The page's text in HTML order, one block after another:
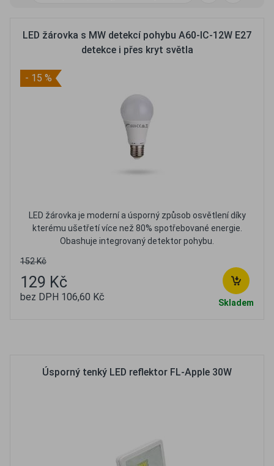
LED žárovka s MW detekcí pohybu A60-IC-12W E27
detekce i přes kryt světla
- 15 %
LED žárovka je moderní a úsporný způsob osvětlení díky
kterému ušetřetí více než 80% spotřebované energie.
Obashuje integrovaný detektor pohybu.
152 Kč
129 Kč
bez DPH 106,60 Kč Skladem
Úsporný tenký LED reflektor FL-Apple 30W